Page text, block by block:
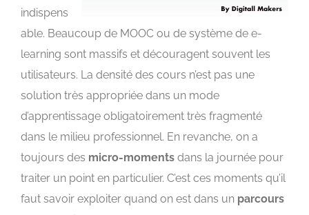
indispens
able. Beaucoup de MOOC ou de système de e-
learning sont massifs et découragent souvent les
utilisateurs. La densité des cours n’est pas une
solution très appropriée dans un mode
d’apprentissage obligatoirement très fragmenté
dans le milieu professionnel. En revanche, on a
toujours des micro-moments dans la journée pour
traiter un point en particulier. C’est ces moments qu’il
faut savoir exploiter quand on est dans un parcours